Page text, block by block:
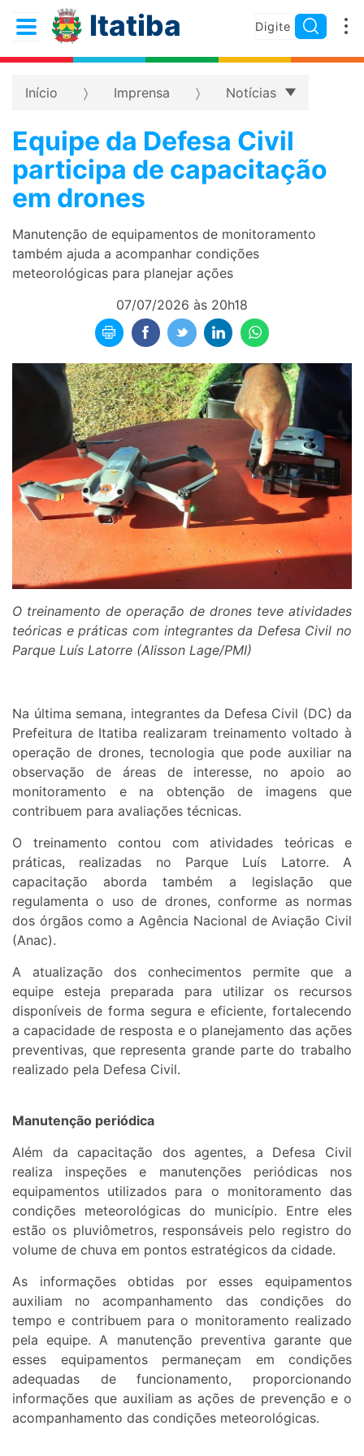
Itatiba
Início Imprensa Notícias
Equipe da Defesa Civil
participa de capacitação
em drones
Manutenção de equipamentos de monitoramento
também ajuda a acompanhar condições
meteorológicas para planejar ações
07/07/2026 às 20h18
O treinamento de operação de drones teve atividades
teóricas e práticas com integrantes da Defesa Civil no
Parque Luís Latorre (Alisson Lage/PMI)
Na última semana, integrantes da Defesa Civil (DC) da
Prefeitura de Itatiba realizaram treinamento voltado à
operação de drones, tecnologia que pode auxiliar na
observação de áreas de interesse, no apoio ao
monitoramento e na obtenção de imagens que
contribuem para avaliações técnicas.
O treinamento contou com atividades teóricas e
práticas, realizadas no Parque Luís Latorre. A
capacitação aborda também a legislação que
regulamenta o uso de drones, conforme as normas
dos órgãos como a Agência Nacional de Aviação Civil
(Anac).
A atualização dos conhecimentos permite que a
equipe esteja preparada para utilizar os recursos
disponíveis de forma segura e eficiente, fortalecendo
a capacidade de resposta e o planejamento das ações
preventivas, que representa grande parte do trabalho
realizado pela Defesa Civil.
Manutenção periódica
Além da capacitação dos agentes, a Defesa Civil
realiza inspeções e manutenções periódicas nos
equipamentos utilizados para o monitoramento das
condições meteorológicas do município. Entre eles
estão os pluviômetros, responsáveis pelo registro do
volume de chuva em pontos estratégicos da cidade.
As informações obtidas por esses equipamentos
auxiliam no acompanhamento das condições do
tempo e contribuem para o monitoramento realizado
pela equipe. A manutenção preventiva garante que
esses equipamentos permaneçam em condições
adequadas de funcionamento, proporcionando
informações que auxiliam as ações de prevenção e o
acompanhamento das condições meteorológicas.